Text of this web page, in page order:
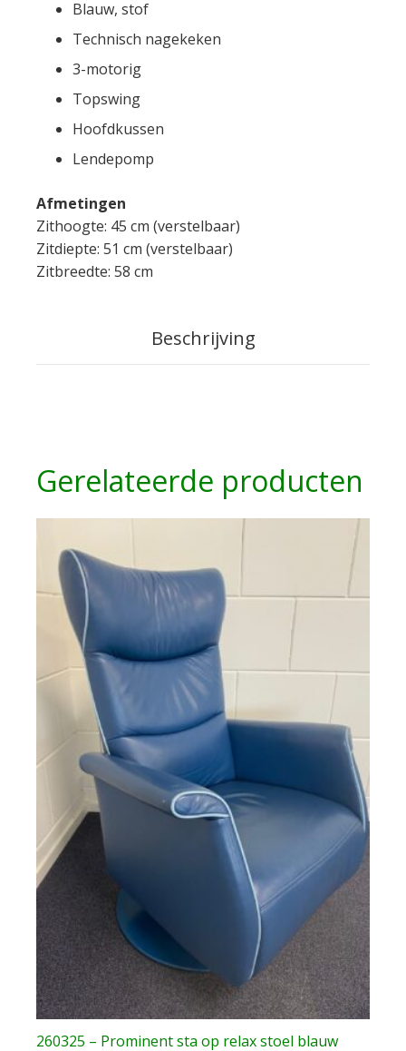
Blauw, stof
Technisch nagekeken
3-motorig
Topswing
Hoofdkussen
Lendepomp
Afmetingen
Zithoogte: 45 cm (verstelbaar)
Zitdiepte: 51 cm (verstelbaar)
Zitbreedte: 58 cm
Beschrijving
Gerelateerde producten
260325 – Prominent sta op relax stoel blauw